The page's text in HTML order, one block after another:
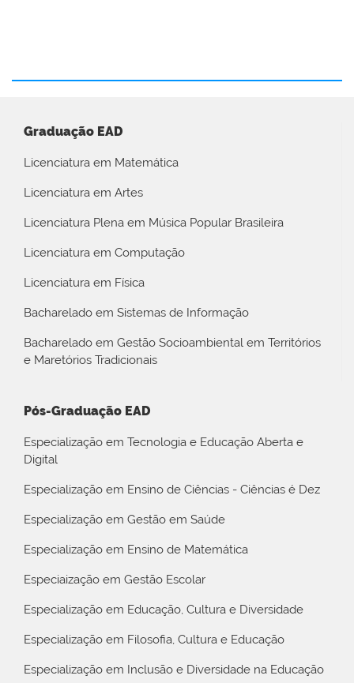
Graduação EAD
Licenciatura em Matemática
Licenciatura em Artes
Licenciatura Plena em Música Popular Brasileira
Licenciatura em Computação
Licenciatura em Física
Bacharelado em Sistemas de Informação
Bacharelado em Gestão Socioambiental em Territórios
e Maretórios Tradicionais
Pós-Graduação EAD
Especialização em Tecnologia e Educação Aberta e
Digital
Especialização em Ensino de Ciências - Ciências é Dez
Especialização em Gestão em Saúde
Especialização em Ensino de Matemática
Especiaização em Gestão Escolar
Especialização em Educação, Cultura e Diversidade
Especialização em Filosofia, Cultura e Educação
Especialização em Inclusão e Diversidade na Educação